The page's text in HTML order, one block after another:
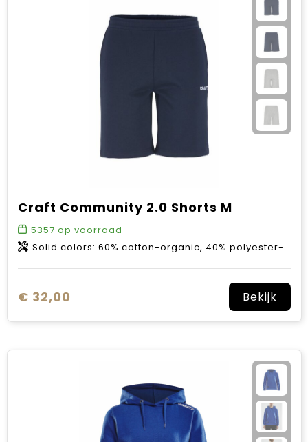
Craft Community 2.0 Shorts M
5357 op voorraad
Solid colors: 60% cotton-organic, 40% polyester-recycled. Melange colors: 63% cotton-organic, 31% polyester-recycled, 6% viscose.
€ 32,00 Bekijk